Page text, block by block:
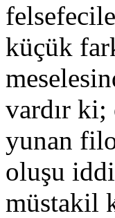
küçük
vardır ki;
yunan
oluşu
müstakil